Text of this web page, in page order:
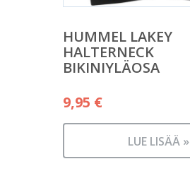
HUMMEL LAKEY
HALTERNECK
BIKINIYLÄOSA
9,95 €
LUE LISÄÄ »